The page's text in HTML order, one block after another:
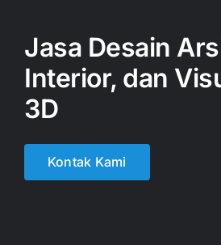
Jasa Desain
Interior, dan
3D
Kontak Kami